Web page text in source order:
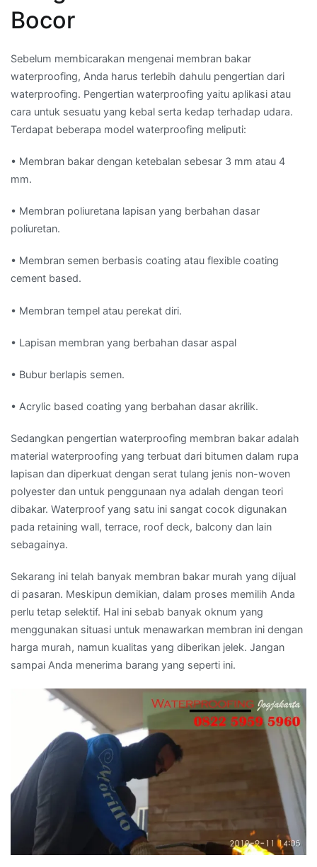
Bocor
Sebelum membicarakan mengenai membran bakar
waterproofing, Anda harus terlebih dahulu pengertian dari
waterproofing. Pengertian waterproofing yaitu aplikasi atau
cara untuk sesuatu yang kebal serta kedap terhadap udara.
Terdapat beberapa model waterproofing meliputi:
• Membran bakar dengan ketebalan sebesar 3 mm atau 4
mm.
• Membran poliuretana lapisan yang berbahan dasar
poliuretan.
• Membran semen berbasis coating atau flexible coating
cement based.
• Membran tempel atau perekat diri.
• Lapisan membran yang berbahan dasar aspal
• Bubur berlapis semen.
• Acrylic based coating yang berbahan dasar akrilik.
Sedangkan pengertian waterproofing membran bakar adalah
material waterproofing yang terbuat dari bitumen dalam rupa
lapisan dan diperkuat dengan serat tulang jenis non-woven
polyester dan untuk penggunaan nya adalah dengan teori
dibakar. Waterproof yang satu ini sangat cocok digunakan
pada retaining wall, terrace, roof deck, balcony dan lain
sebagainya.
Sekarang ini telah banyak membran bakar murah yang dijual
di pasaran. Meskipun demikian, dalam proses memilih Anda
perlu tetap selektif. Hal ini sebab banyak oknum yang
menggunakan situasi untuk menawarkan membran ini dengan
harga murah, namun kualitas yang diberikan jelek. Jangan
sampai Anda menerima barang yang seperti ini.